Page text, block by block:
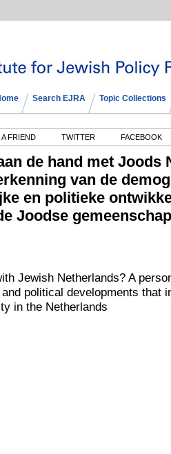
Search EJRA Topic Collections
FRIEND TWITTER FACEBOOK
de hand met Joods
van de
en politieke
Joodse
Jewish Netherlands? A
political developments that
in the Netherlands